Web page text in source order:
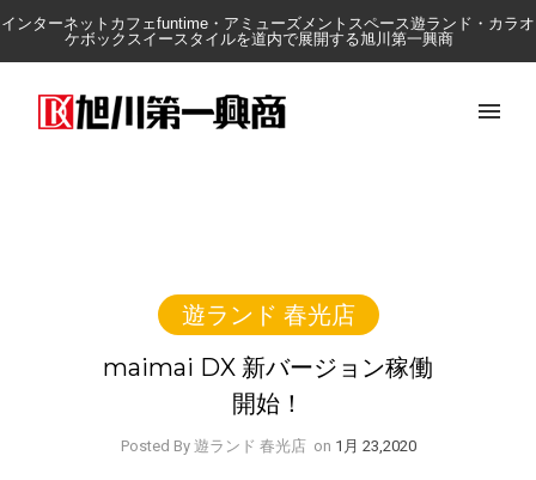
インターネットカフェfuntime・アミューズメントスペース遊ランド・カラオ
ケボックスイースタイルを道内で展開する旭川第一興商
遊ランド 春光店
maimai DX 新バージョン稼働
開始！
Posted By 遊ランド 春光店 on 1月 23,2020